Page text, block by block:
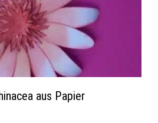
aus Papier